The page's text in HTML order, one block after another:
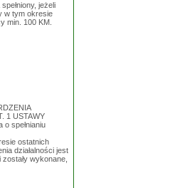
jeżeli
w tym okresie
min. 100 KM.
1 USTAWY
spełnianiu
ostatnich
działalności jest
wykonane,